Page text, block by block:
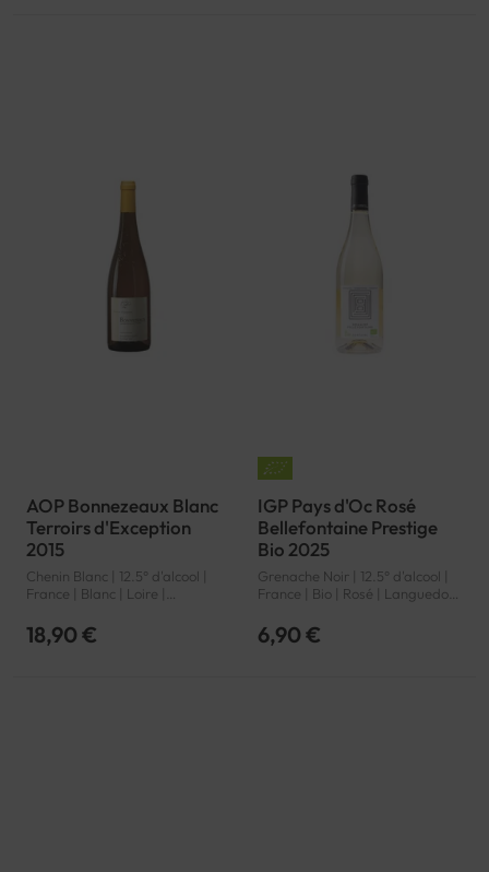
AOP Bonnezeaux Blanc
Terroirs d'Exception
2015
Chenin Blanc | 12.5° d'alcool |
France | Blanc | Loire |
18,90 €
IGP Pays d'Oc Rosé
Bellefontaine Prestige
Bio 2025
Grenache Noir | 12.5° d'alcool |
France | Bio | Rosé | Languedoc-
6,90 €